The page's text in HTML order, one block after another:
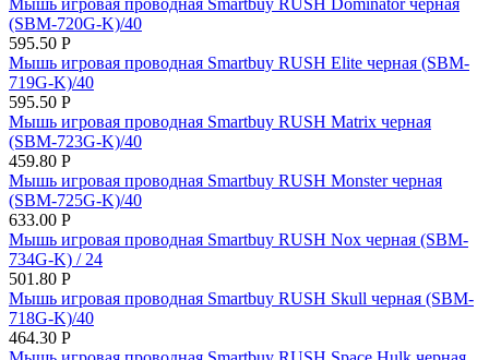
(SBM-720G-K)/40
595.50 Р
Мышь игровая проводная Smartbuy RUSH Elite черная (SBM-
719G-K)/40
595.50 Р
Мышь игровая проводная Smartbuy RUSH Matrix черная
(SBM-723G-K)/40
459.80 Р
Мышь игровая проводная Smartbuy RUSH Monster черная
(SBM-725G-K)/40
633.00 Р
Мышь игровая проводная Smartbuy RUSH Nox черная (SBM-
734G-K) / 24
501.80 Р
Мышь игровая проводная Smartbuy RUSH Skull черная (SBM-
718G-K)/40
464.30 Р